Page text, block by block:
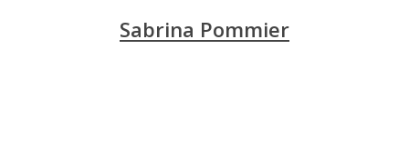
Sabrina Pommier